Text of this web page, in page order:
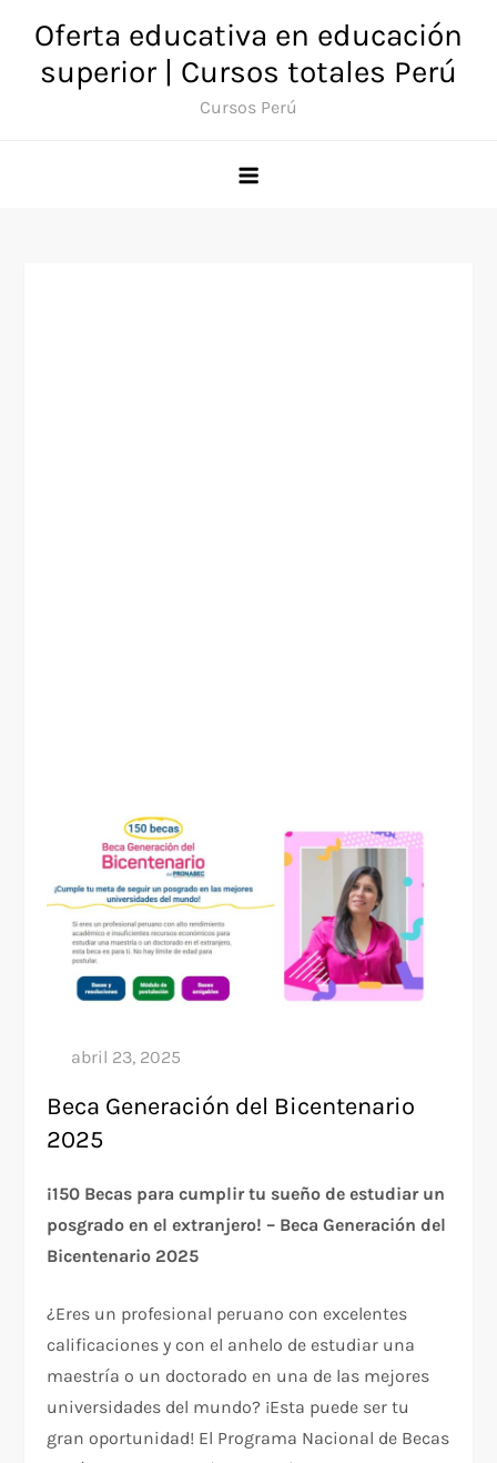
contenido
Oferta educativa en educación
superior | Cursos totales Perú
Cursos Perú
Beca Generación del Bicentenario
2025
¡150 Becas para cumplir tu sueño de estudiar un
posgrado en el extranjero! – Beca Generación del
Bicentenario 2025
¿Eres un profesional peruano con excelentes
calificaciones y con el anhelo de estudiar una
maestría o un doctorado en una de las mejores
universidades del mundo? ¡Esta puede ser tu
gran oportunidad! El Programa Nacional de Becas